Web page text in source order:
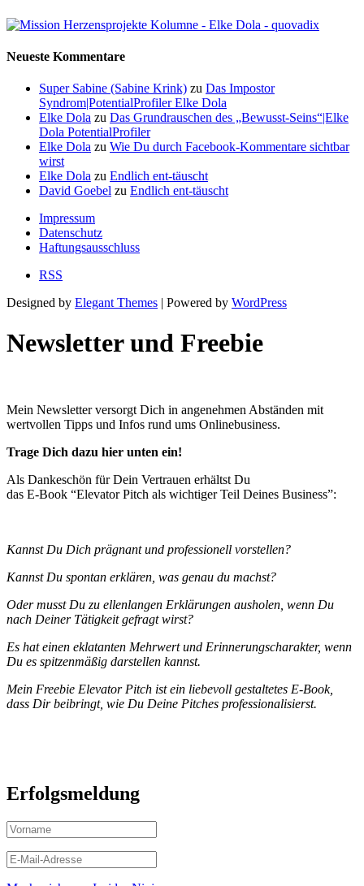
Neueste Kommentare
Super Sabine (Sabine Krink) zu Das Impostor
Syndrom|PotentialProfiler Elke Dola
Elke Dola zu Das Grundrauschen des „Bewusst-Seins“|Elke
Dola PotentialProfiler
Elke Dola zu Wie Du durch Facebook-Kommentare sichtbar
wirst
Elke Dola zu Endlich ent-täuscht
David Goebel zu Endlich ent-täuscht
Impressum
Datenschutz
Haftungsausschluss
RSS
Designed by Elegant Themes | Powered by WordPress
Newsletter und Freebie
Mein Newsletter versorgt Dich in angenehmen Abständen mit
wertvollen Tipps und Infos rund ums Onlinebusiness.
Trage Dich dazu hier unten ein!
Als Dankeschön für Dein Vertrauen erhältst Du
das E-Book “Elevator Pitch als wichtiger Teil Deines Business”:
Kannst Du Dich prägnant und professionell vorstellen?
Kannst Du spontan erklären, was genau du machst?
Oder musst Du zu ellenlangen Erklärungen ausholen, wenn Du
nach Deiner Tätigkeit gefragt wirst?
Es hat einen eklatanten Mehrwert und Erinnerungscharakter, wenn
Du es spitzenmäßig darstellen kannst.
Mein Freebie Elevator Pitch ist ein liebevoll gestaltetes E-Book,
dass Dir beibringt, wie Du Deine Pitches professionalisierst.
Erfolgsmeldung